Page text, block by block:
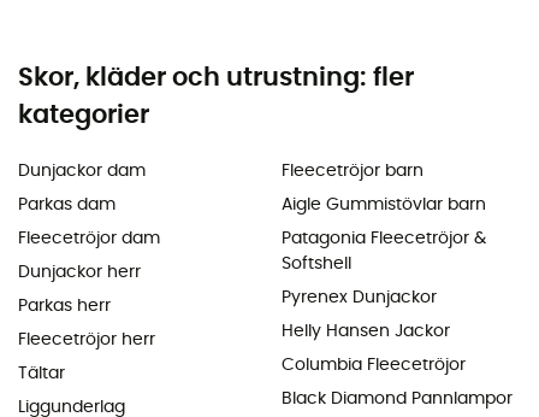
Skor, kläder och utrustning: fler
kategorier
Dunjackor dam
Parkas dam
Fleecetröjor dam
Dunjackor herr
Parkas herr
Fleecetröjor herr
Tältar
Liggunderlag
Fleecetröjor barn
Aigle Gummistövlar barn
Patagonia Fleecetröjor &
Softshell
Pyrenex Dunjackor
Helly Hansen Jackor
Columbia Fleecetröjor
Black Diamond Pannlampor